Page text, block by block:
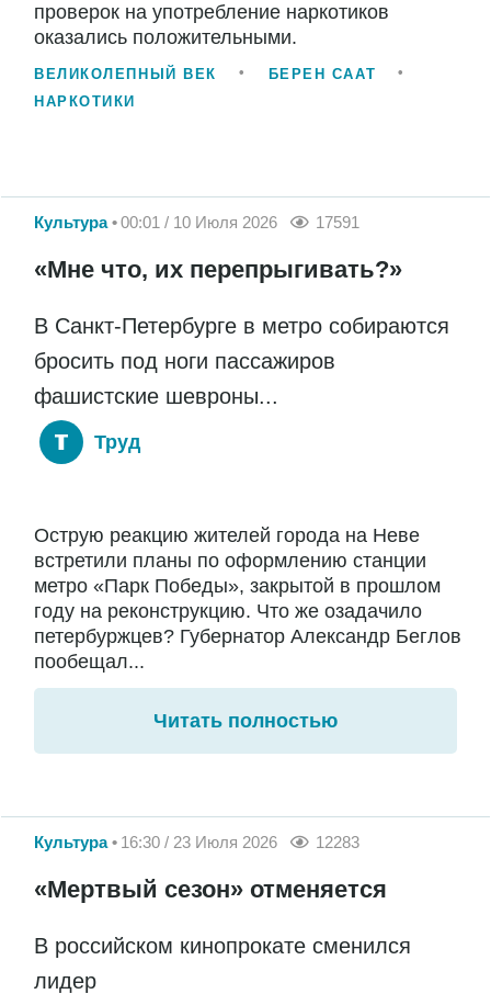
проверок на употребление наркотиков
оказались положительными.
ВЕЛИКОЛЕПНЫЙ ВЕК
БЕРЕН СААТ
НАРКОТИКИ
Культура 00:01 / 10 Июля 2026 17591
«Мне что, их перепрыгивать?»
В Санкт-Петербурге в метро собираются
бросить под ноги пассажиров
фашистские шевроны...
Труд
Острую реакцию жителей города на Неве
встретили планы по оформлению станции
метро «Парк Победы», закрытой в прошлом
году на реконструкцию. Что же озадачило
петербуржцев? Губернатор Александр Беглов
пообещал...
Читать полностью
Культура 16:30 / 23 Июля 2026 12283
«Мертвый сезон» отменяется
В российском кинопрокате сменился
лидер